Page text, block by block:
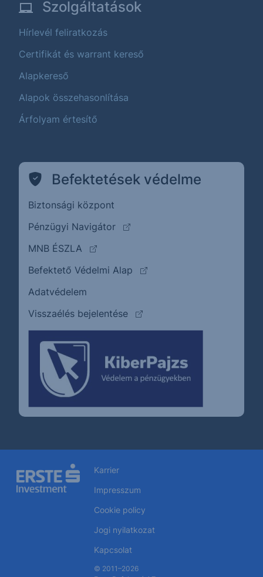
Szolgáltatások
Hírlevél feliratkozás
Certifikát és warrant kereső
Alapkereső
Alapok összehasonlítása
Árfolyam értesítő
Befektetések védelme
Biztonsági központ
Pénzügyi Navigátor
(külső oldalra ugrik)
MNB ÉSZLA
(külső oldalra ugrik)
Befektető Védelmi Alap
(külső oldalra ugrik)
Adatvédelem
Visszaélés bejelentése
(külső oldalra ugrik)
Karrier
Impresszum
Cookie policy
Jogi nyilatkozat
Kapcsolat
© 2011–2026